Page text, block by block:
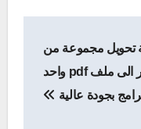
تحويل مجموعة من
الصور الى ملف pdf واحد
بجودة عالية